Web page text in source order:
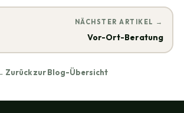
NÄCHSTER ARTIKEL →
Vor-Ort-Beratung
Zurück zur Blog-Übersicht